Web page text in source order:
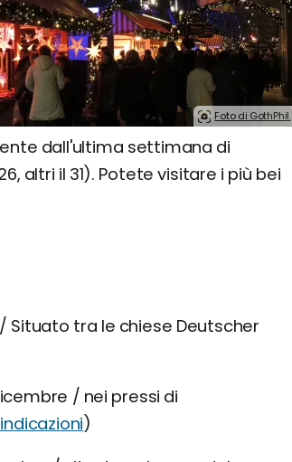
Foto di GothPhil.
dall'ultima settimana di
altri il 31). Potete visitare i più bei
Situato tra le chiese Deutscher
/ nei pressi di
)